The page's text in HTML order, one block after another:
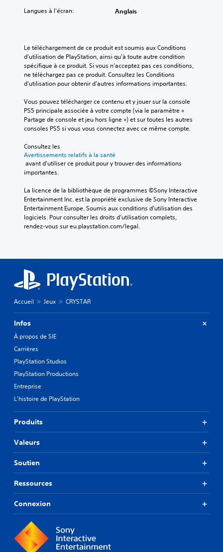
Langues à l'écran: Anglais
Le téléchargement de ce produit est soumis aux Conditions
d'utilisation de PlayStation, ainsi qu'à toute autre condition
spécifique à ce produit. Si vous n'acceptez pas ces conditions,
ne téléchargez pas ce produit. Consultez les Conditions
d'utilisation pour obtenir d'autres informations importantes.
Vous pouvez télécharger ce contenu et y jouer sur la console
PS5 principale associée à votre compte (via le paramètre «
Partage de console et jeu hors ligne ») et sur toutes les autres
consoles PS5 si vous vous connectez avec ce même compte.
Consultez les
Avertissements relatifs à la santé
importantes.
La licence de la bibliothèque de programmes ©Sony Interactive
Entertainment Inc. est la propriété exclusive de Sony Interactive
Entertainment Europe. Soumis aux conditions d’utilisation des
logiciels. Pour consulter les droits d’utilisation complets,
rendez-vous sur eu.playstation.com/legal.
Accueil Jeux CRYSTAR
Infos
À propos de SIE
Carrières
PlayStation Studios
PlayStation Productions
Entreprise
L'histoire de PlayStation
Produits
Valeurs
Soutien
Ressources
Connexion